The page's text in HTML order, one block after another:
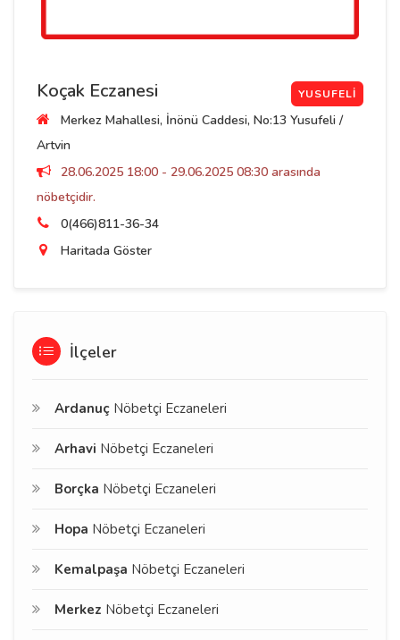
Koçak Eczanesi YUSUFELI
Merkez Mahallesi, İnönü Caddesi, No:13 Yusufeli /
Artvin
28.06.2025 18:00 - 29.06.2025 08:30 arasında
nöbetçidir.
0(466)811-36-34
Haritada Göster
İlçeler
Ardanuç Nöbetçi Eczaneleri
Arhavi Nöbetçi Eczaneleri
Borçka Nöbetçi Eczaneleri
Hopa Nöbetçi Eczaneleri
Kemalpaşa Nöbetçi Eczaneleri
Merkez Nöbetçi Eczaneleri